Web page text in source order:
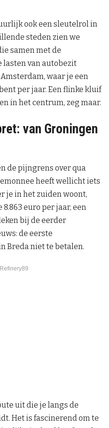
ook een sleutelrol in
steden zien we
samen met de
lasten van autobezit
waar je een
per jaar. Een flinke kluif
in het centrum, zeg maar.
van Groningen
de pijngrens over qua
heeft wellicht iets
je in het zuiden woont,
euro per jaar, een
bij de eerder
de eerste
Breda niet te betalen.
uit die je langs de
Het is fascinerend om te